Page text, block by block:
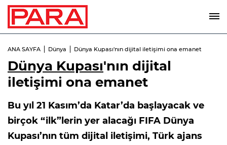
ANA SAYFA Dünya Dünya Kupası'nın dijital iletişimi ona emanet
Dünya Kupası'nın dijital
iletişimi ona emanet
Bu yıl 21 Kasım’da Katar’da başlayacak ve
birçok “ilk”lerin yer alacağı FIFA Dünya
Kupası’nın tüm dijital iletişimi, Türk ajans